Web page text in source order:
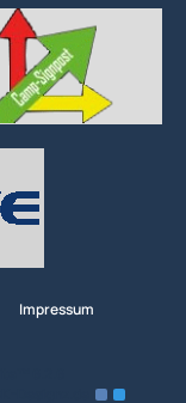
Impressum